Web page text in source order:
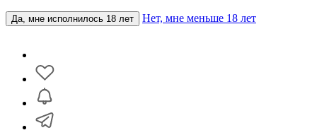
Да, мне исполнилось 18 лет Нет, мне меньше 18 лет